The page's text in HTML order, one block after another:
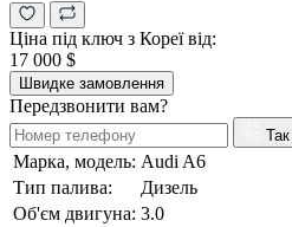
Ціна під ключ з Кореї від:
17 000 $
Швидке замовлення
Передзвонити вам?
Так
Марка, модель: Audi A6
Тип палива:
Дизель
Об'єм двигуна: 3.0